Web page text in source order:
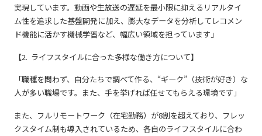
実現しています。動画や生放送の遅延を最小限に抑えるリアルタイ
ム性を追求した基盤開発に加え、膨大なデータを分析してレコメン
ド機能に活かす機械学習など、幅広い領域を担っています」
【2. ライフスタイルに合った多様な働き方について】
「職種を問わず、自分たちで調べて作る、“ギーク”（技術が好き）な
人が多い職場です。また、手を挙げれば任せてもらえる環境です」
また、フルリモートワーク（在宅勤務）が8割を超えており、フレッ
クスタイム制も導入されているため、各自のライフスタイルに合わ